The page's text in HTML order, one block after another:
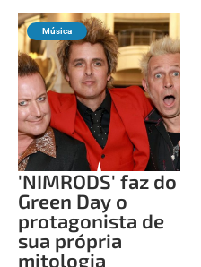
Música
'NIMRODS' faz do
Green Day o
protagonista de
sua própria
mitologia